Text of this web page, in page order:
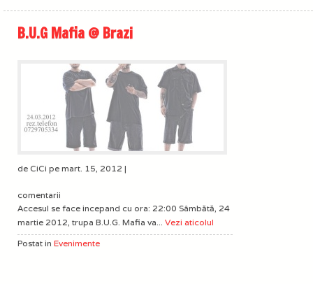
B.U.G Mafia @ Brazi
de CiCi pe mart. 15, 2012 |
comentarii
Accesul se face incepand cu ora: 22:00 Sâmbătă, 24
martie 2012, trupa B.U.G. Mafia va... Vezi aticolul
Postat in Evenimente